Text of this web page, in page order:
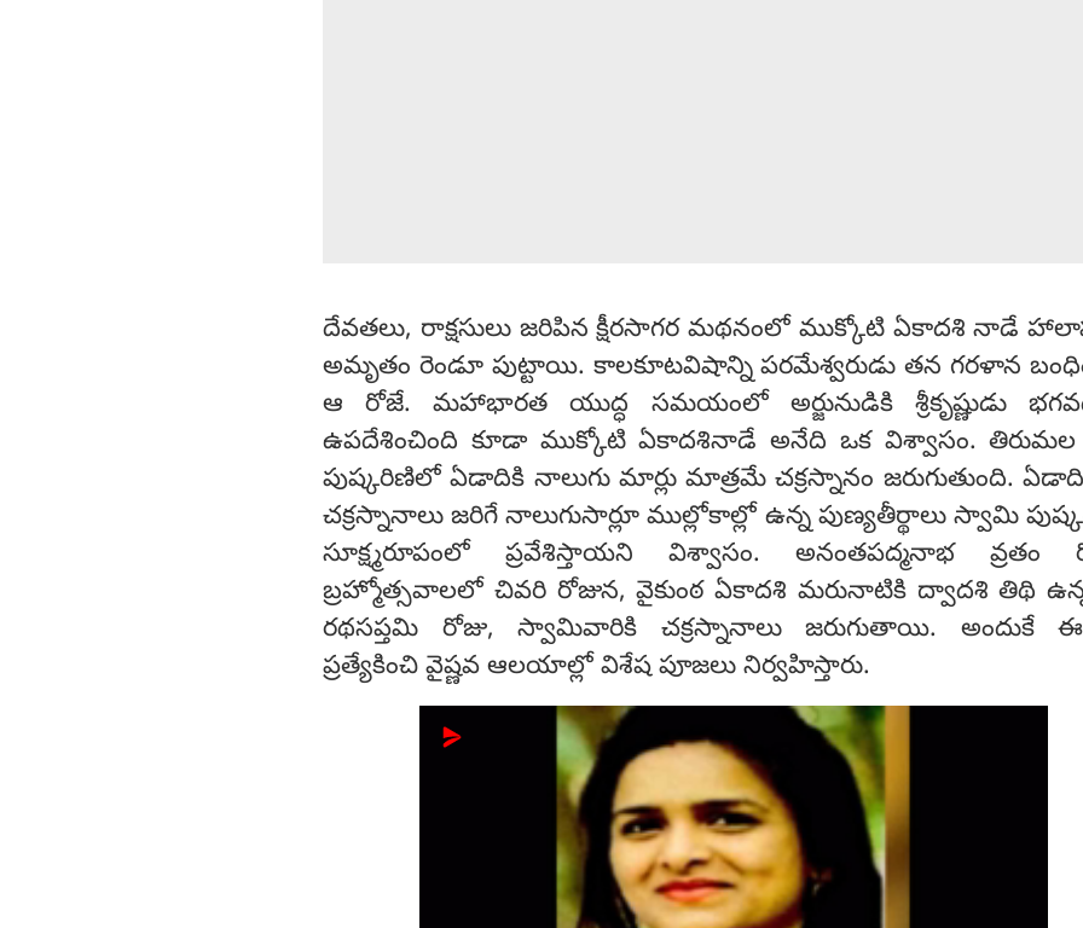
దేవతలు, రాక్షసులు జరిపిన క్షీరసాగర మథనంలో ముక్కోటి ఏకాదశి నాడే
అమృతం రెండూ పుట్టాయి. కాలకూటవిషాన్ని పరమేశ్వరుడు తన గరళాన
ఆ రోజే. మహాభారత యుద్ధ సమయంలో అర్జునుడికి శ్రీకృష్ణుడు
ఉపదేశించింది కూడా ముక్కోటి ఏకాదశినాడే అనేది ఒక విశ్వాసం. తిరుమల
పుష్కరిణిలో ఏడాదికి నాలుగు మార్లు మాత్రమే చక్రస్నానం జరుగుతుంది.
చక్రస్నానాలు జరిగే నాలుగుసార్లూ ముల్లోకాల్లో ఉన్న పుణ్యతీర్థాలు స్వామి
సూక్ష్మరూపంలో ప్రవేశిస్తాయని విశ్వాసం. అనంతపద్మనాభ వ్రతం
బ్రహ్మోత్సవాలలో చివరి రోజున, వైకుంఠ ఏకాదశి మరునాటికి ద్వాదశి తిథి
రథసప్తమి రోజు, స్వామివారికి చక్రస్నానాలు జరుగుతాయి. అందుకే
ప్రత్యేకించి వైష్ణవ ఆలయాల్లో విశేష పూజలు నిర్వహిస్తారు.